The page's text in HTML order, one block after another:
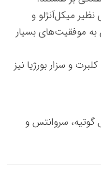
میکل‌آنژلو و
به موفقیت‌های بسیار
و سزار بورژیا نیز
گوتیه، سروانتس و